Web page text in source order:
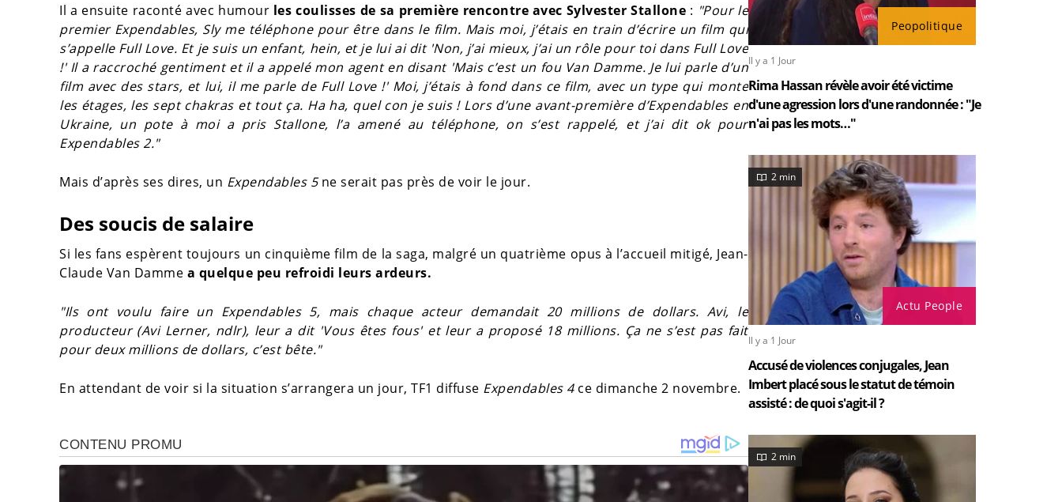
Il a ensuite raconté avec humour les coulisses de sa première rencontre avec Sylvester Stallone : "Pour le
premier Expendables, Sly me téléphone pour être dans le film. Mais moi, j’étais en train d’écrire un film qui
s’appelle Full Love. Et je suis un enfant, hein, et je lui ai dit 'Non, j’ai mieux, j’ai un rôle pour toi dans Full Love
!' Il a raccroché gentiment et il a appelé mon agent en disant 'Mais c’est un fou Van Damme. Je lui parle d’un
film avec des stars, et lui, il me parle de Full Love !' Moi, j’étais à fond dans ce film, avec un type qui monte
les étages, les sept chakras et tout ça. Ha ha, quel con je suis ! Lors d’une avant-première d’Expendables en
Ukraine, un pote à moi a pris Stallone, l’a amené au téléphone, on s’est rappelé, et j’ai dit ok pour
Expendables 2."
Mais d’après ses dires, un Expendables 5ne serait pas près de voir le jour.
Des soucis de salaire
Si les fans espèrent toujours un cinquième film de la saga, malgré un quatrième opus à l’accueil mitigé, Jean-
Claude Van Damme a quelque peu refroidi leurs ardeurs.
"Ils ont voulu faire un Expendables 5, mais chaque acteur demandait 20 millions de dollars. Avi, le
producteur (Avi Lerner, ndlr), leur a dit 'Vous êtes fous' et leur a proposé 18 millions. Ça ne s’est pas fait
pour deux millions de dollars, c’est bête."
En attendant de voir si la situation s’arrangera un jour, TF1 diffuse Expendables 4ce dimanche 2 novembre.
Peopolitique
Il y a 1 Jour
Rima Hassan révèle avoir été victime
d'une agression lors d'une randonnée : "Je
n'ai pas les mots…"
Actu People
2 min
Il y a 1 Jour
Accusé de violences conjugales, Jean
Imbert placé sous le statut de témoin
assisté : de quoi s'agit-il ?
2 min